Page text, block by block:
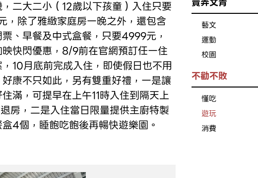
二大二小（12歲以下孩童）入住只要
，除了雅緻家庭房一晚之外，還包含
、早餐及中式盒餐，只要4999元，
快閃優惠，8/9前在官網預訂任一住
10月底前完成入住，即使假日也不用
康不只如此，另有雙重好禮，一是讓
滿，可提早在上午11時入住到隔天上
退房，二是入住當日限量提供主廚特製
4個，睡飽吃飽後再暢快遊樂園。
藝文
運動
校園
不勸不敗
懂吃
遊玩
消費